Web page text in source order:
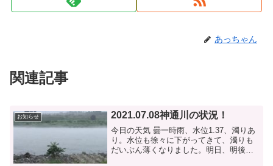
あっちゃん
関連記事
お知らせ 2021.07.08神通川の状況！
今日の天気 曇一時雨、水位1.37、濁りあ
り。水位も徐々に下がってきて、濁りも
だいぶん薄くなりました。明日、明後日